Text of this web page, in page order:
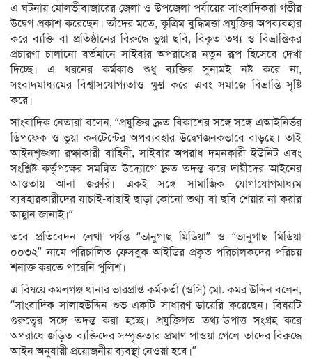
এ ঘটনায় মৌলভীবাজারের জেলা ও উপজেলা পর্যায়ের সাংবাদিকরা গভীর
উদ্বেগ প্রকাশ করেছেন। তাঁদের মতে, কৃত্রিম বুদ্ধিমত্তা প্রযুক্তির অপব্যবহার
করে ব্যক্তি বা প্রতিষ্ঠানের বিরুদ্ধে ভুয়া ছবি, বিকৃত তথ্য ও বিভ্রান্তিকর
প্রচারণা চালানো বর্তমানে সাইবার অপরাধের নতুন রূপ হিসেবে দেখা
দিচ্ছে। এ ধরনের কর্মকাণ্ড শুধু ব্যক্তির সুনামই নষ্ট করে না,
সংবাদমাধ্যমের বিশ্বাসযোগ্যতাও ক্ষুণ্ন করে এবং সমাজে বিভ্রান্তি সৃষ্টি
করে।
সাংবাদিক নেতারা বলেন, “প্রযুক্তির দ্রুত বিকাশের সঙ্গে সঙ্গে এআইনির্ভর
ডিপফেক ও ভুয়া কনটেন্টের অপব্যবহার উদ্বেগজনকভাবে বাড়ছে। তাই
আইনশৃঙ্খলা রক্ষাকারী বাহিনী, সাইবার অপরাধ দমনকারী ইউনিট এবং
সংশ্লিষ্ট কর্তৃপক্ষের সমন্বিত উদ্যোগে দ্রুত তদন্ত করে দায়ীদের আইনের
আওতায় আনা জরুরি। একই সঙ্গে সামাজিক যোগাযোগমাধ্যম
ব্যবহারকারীদের যাচাই-বাছাই ছাড়া কোনো তথ্য বা ছবি শেয়ার না করার
আহ্বান জানাই।”
তবে প্রতিবেদন লেখা পর্যন্ত “ভানুগাছ মিডিয়া” ও “ভানুগাছ মিডিয়া
০০৩২” নামে পরিচালিত ফেসবুক আইডির প্রকৃত পরিচালকদের পরিচয়
শনাক্ত করতে পারেনি পুলিশ।
এ বিষয়ে কমলগঞ্জ থানার ভারপ্রাপ্ত কর্মকর্তা (ওসি) মো. কমর উদ্দিন বলেন,
“সাংবাদিক সালাহউদ্দিন শুভ একটি সাধারণ ডায়েরি করেছেন। বিষয়টি
গুরুত্বের সঙ্গে তদন্ত করা হচ্ছে। প্রযুক্তিগত তথ্য-উপাত্ত সংগ্রহ করে
অপরাধে জড়িত ব্যক্তিদের সম্পৃক্ততার প্রমাণ পাওয়া গেলে তাদের বিরুদ্ধে
আইন অনুযায়ী প্রয়োজনীয় ব্যবস্থা নেওয়া হবে।”